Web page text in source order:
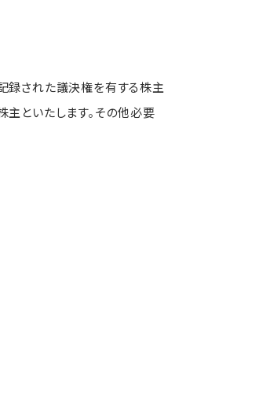
された議決権を有する株主
といたします。その他必要